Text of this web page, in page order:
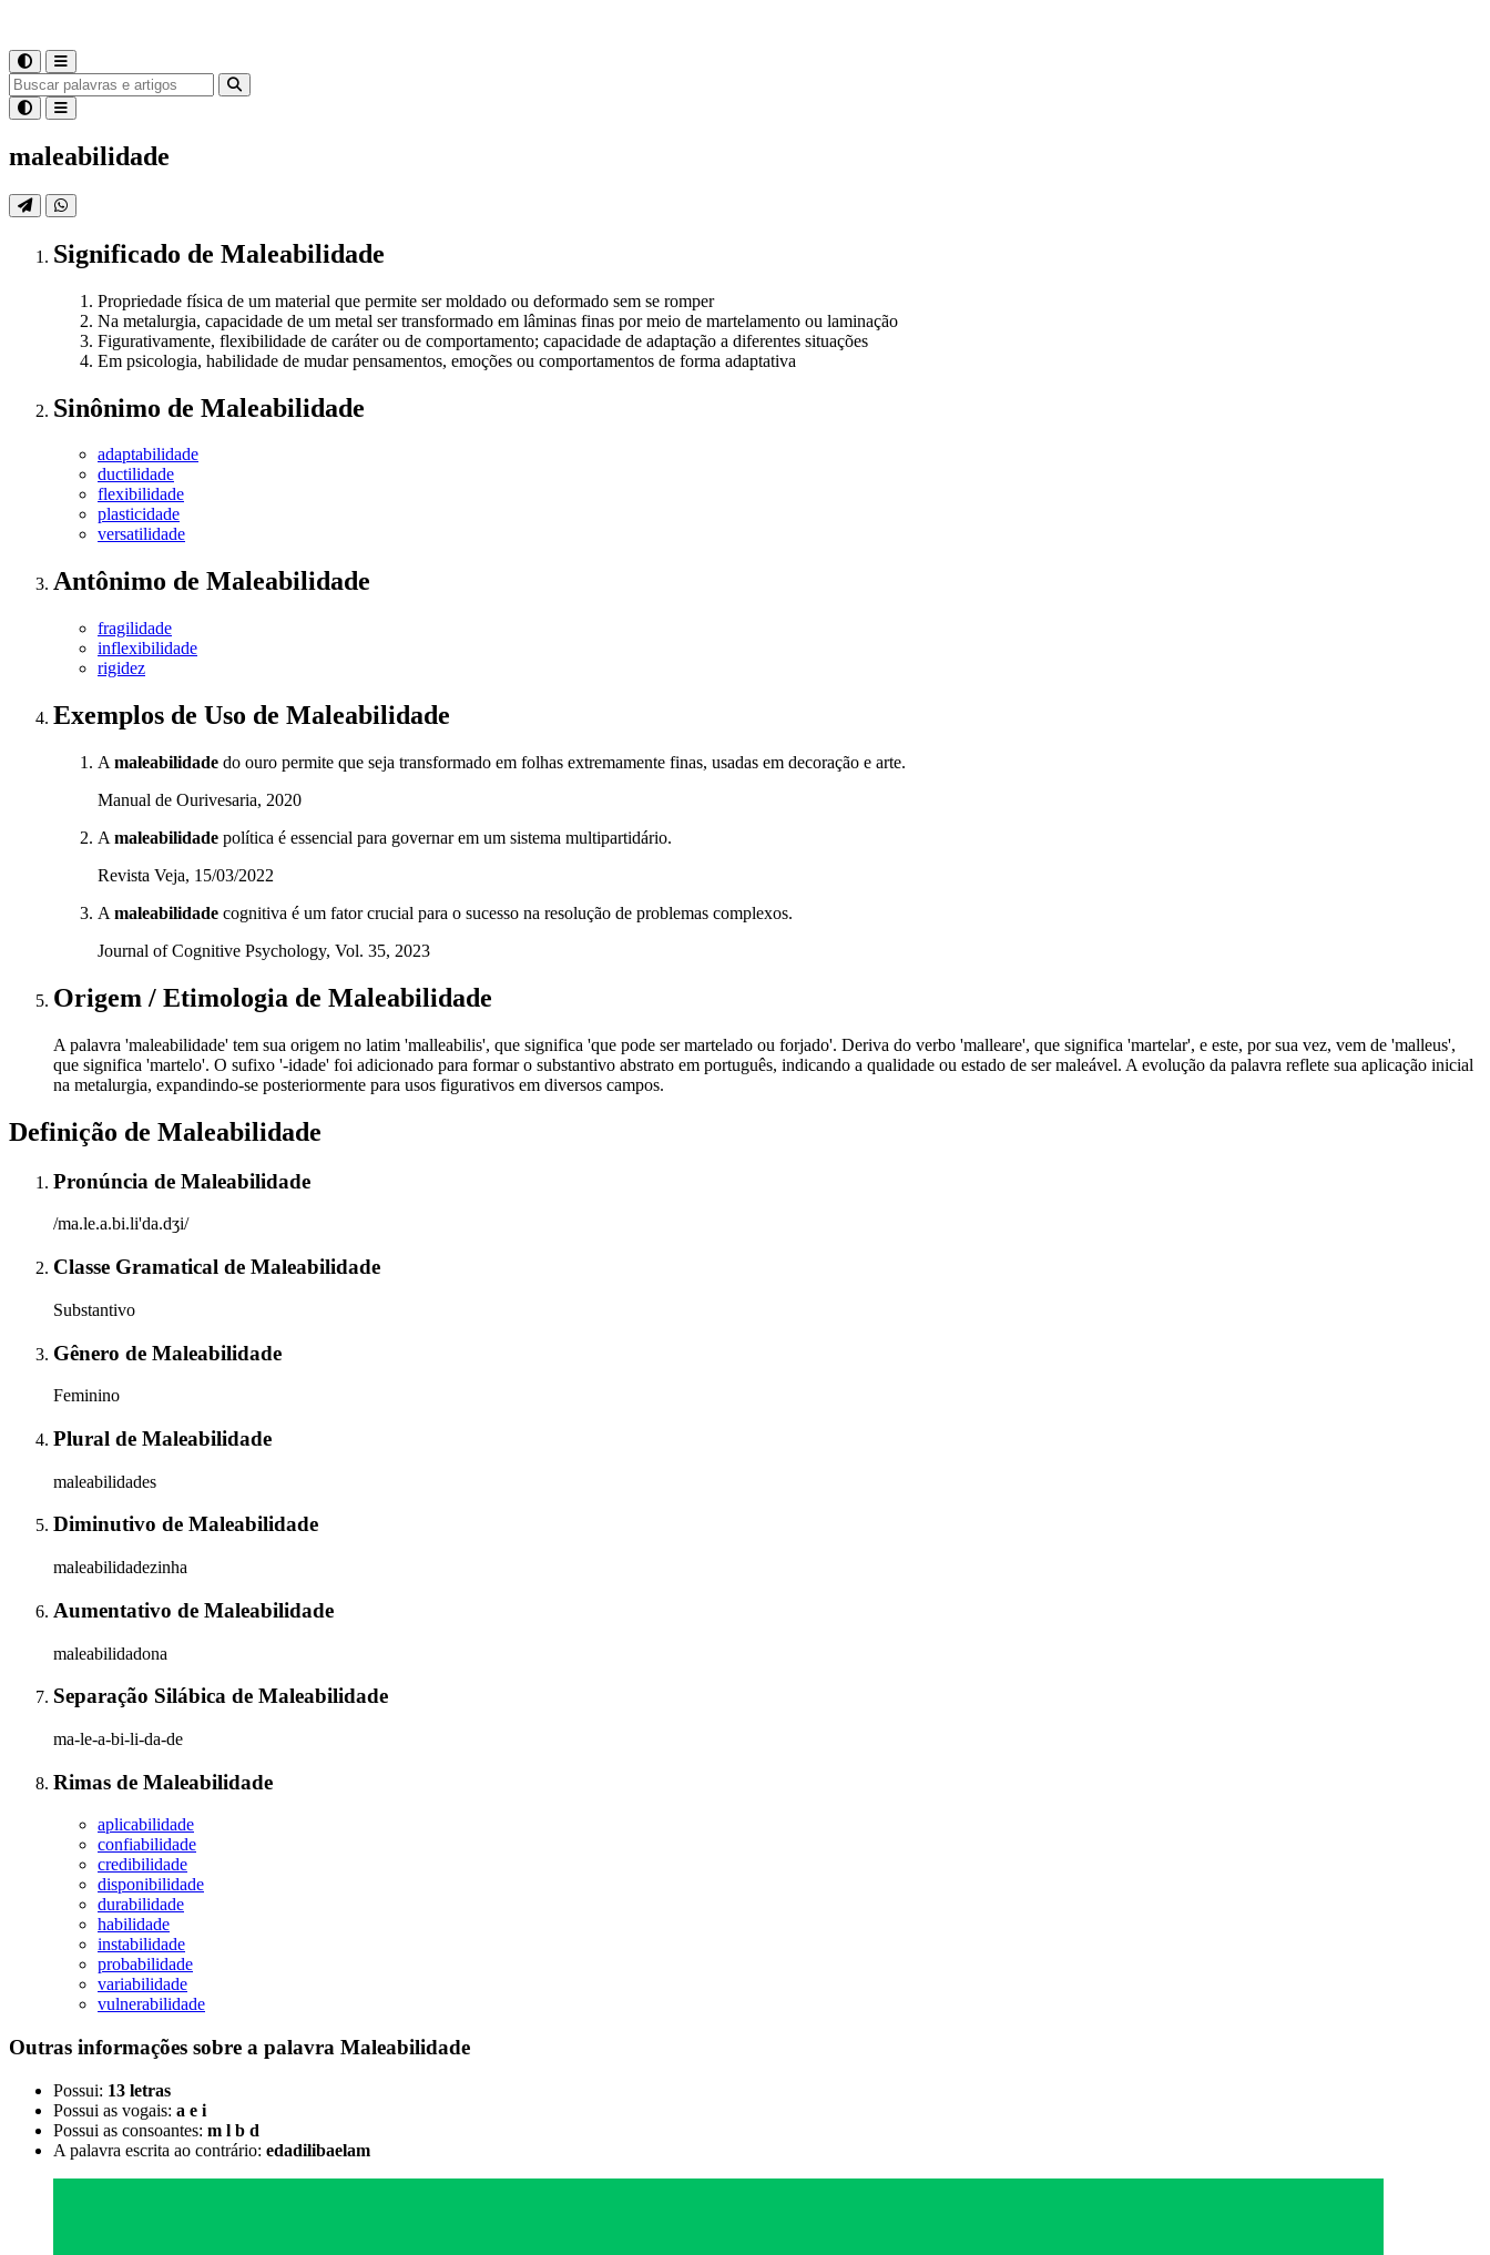
maleabilidade
Significado de Maleabilidade
Propriedade física de um material que permite ser moldado ou deformado sem se romper
Na metalurgia, capacidade de um metal ser transformado em lâminas finas por meio de martelamento ou laminação
Figurativamente, flexibilidade de caráter ou de comportamento; capacidade de adaptação a diferentes situações
Em psicologia, habilidade de mudar pensamentos, emoções ou comportamentos de forma adaptativa
Sinônimo de Maleabilidade
adaptabilidade
ductilidade
flexibilidade
plasticidade
versatilidade
Antônimo de Maleabilidade
fragilidade
inflexibilidade
rigidez
Exemplos de Uso de Maleabilidade
A maleabilidade do ouro permite que seja transformado em folhas extremamente finas, usadas em decoração e arte.
Manual de Ourivesaria, 2020
A maleabilidade política é essencial para governar em um sistema multipartidário.
Revista Veja, 15/03/2022
A maleabilidade cognitiva é um fator crucial para o sucesso na resolução de problemas complexos.
Journal of Cognitive Psychology, Vol. 35, 2023
Origem / Etimologia de Maleabilidade
A palavra 'maleabilidade' tem sua origem no latim 'malleabilis', que significa 'que pode ser martelado ou forjado'. Deriva do verbo 'malleare', que significa 'martelar', e este, por sua vez, vem de 'malleus',
que significa 'martelo'. O sufixo '-idade' foi adicionado para formar o substantivo abstrato em português, indicando a qualidade ou estado de ser maleável. A evolução da palavra reflete sua aplicação inicial
na metalurgia, expandindo-se posteriormente para usos figurativos em diversos campos.
Definição de Maleabilidade
Pronúncia de Maleabilidade
/ma.le.a.bi.li'da.dʒi/
Classe Gramatical de Maleabilidade
Substantivo
Gênero de Maleabilidade
Feminino
Plural de Maleabilidade
maleabilidades
Diminutivo de Maleabilidade
maleabilidadezinha
Aumentativo de Maleabilidade
maleabilidadona
Separação Silábica de Maleabilidade
ma-le-a-bi-li-da-de
Rimas de Maleabilidade
aplicabilidade
confiabilidade
credibilidade
disponibilidade
durabilidade
habilidade
instabilidade
probabilidade
variabilidade
vulnerabilidade
Outras informações sobre a palavra Maleabilidade
Possui: 13 letras
Possui as vogais: a e i
Possui as consoantes: m l b d
A palavra escrita ao contrário: edadilibaelam